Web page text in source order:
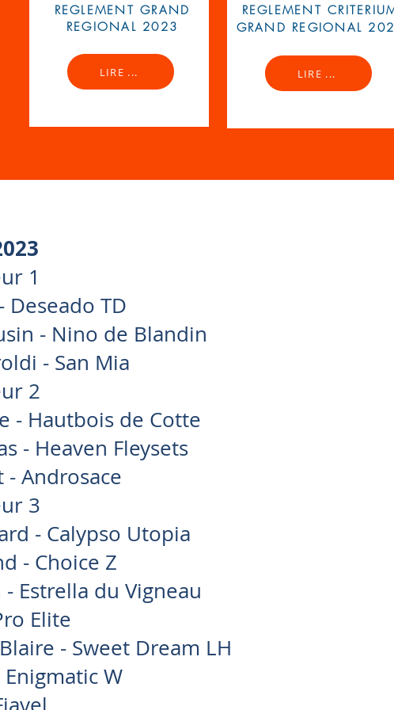
REGLEMENT GRAND
REGIONAL 2023
LIRE ...
REGLEMENT
GRAND REGIONAL
LIRE ...
1
Deseado TD
- Nino de Blandin
- San Mia
2
- Hautbois de Cotte
- Heaven Fleysets
- Androsace
3
- Calypso Utopia
- Choice Z
Estrella du Vigneau
Elite
- Sweet Dream LH
W